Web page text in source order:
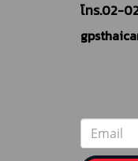
โทร.02-